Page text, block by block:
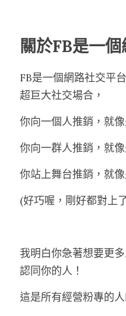
關於FB是一
FB是一個網路社交平
超巨大社交場合，
你向一個人推銷，就
你向一群人推銷，就
你站上舞台推銷，就
(好巧喔，剛好都對上
我明白你急著想要更
認同你的人！
這是所有經營粉專的人